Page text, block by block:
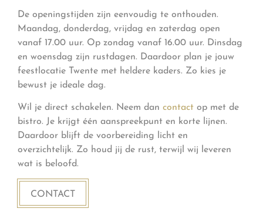
De openingstijden zijn eenvoudig te onthouden.
Maandag, donderdag, vrijdag en zaterdag open
vanaf 17.00 uur. Op zondag vanaf 16.00 uur. Dinsdag
en woensdag zijn rustdagen. Daardoor plan je jouw
feestlocatie Twente met heldere kaders. Zo kies je
bewust je ideale dag.
Wil je direct schakelen. Neem dan contact op met de
bistro. Je krijgt één aanspreekpunt en korte lijnen.
Daardoor blijft de voorbereiding licht en
overzichtelijk. Zo houd jij de rust, terwijl wij leveren
wat is beloofd.
CONTACT